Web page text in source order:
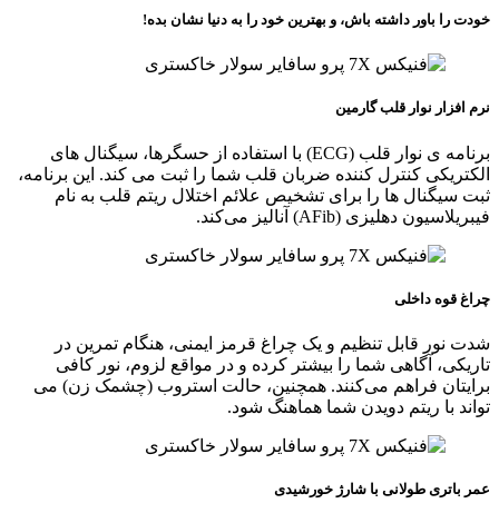
خودت را باور داشته باش، و بهترین خود را به دنیا نشان بده!
نرم افزار نوار قلب گارمین
برنامه‌ ی نوار قلب (ECG) با استفاده از حسگرها، سیگنال‌ های
الکتریکی کنترل کننده ضربان قلب شما را ثبت می‌ کند. این برنامه،
ثبت سیگنال‌ ها را برای تشخیص علائم اختلال ریتم قلب به نام
فیبریلاسیون دهلیزی (AFib) آنالیز می‌کند.
چراغ قوه داخلی
شدت نور قابل تنظیم و یک چراغ قرمز ایمنی، هنگام تمرین در
تاریکی، آگاهی شما را بیشتر کرده و در مواقع لزوم، نور کافی
برایتان فراهم می‌کنند. همچنین، حالت استروب (چشمک‌ زن) می‌
تواند با ریتم دویدن شما هماهنگ شود.
عمر باتری طولانی با شارژ خورشیدی